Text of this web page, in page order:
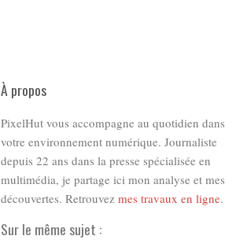
À propos
PixelHut vous accompagne au quotidien dans
votre environnement numérique. Journaliste
depuis 22 ans dans la presse spécialisée en
multimédia, je partage ici mon analyse et mes
découvertes. Retrouvez mes travaux en ligne.
Sur le même sujet :